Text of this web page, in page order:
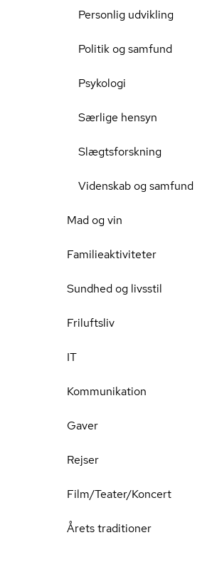
Personlig udvikling
Politik og samfund
Psykologi
Særlige hensyn
Slægtsforskning
Videnskab og samfund
Mad og vin
Familieaktiviteter
Sundhed og livsstil
Friluftsliv
IT
Kommunikation
Gaver
Rejser
Film/Teater/Koncert
Årets traditioner